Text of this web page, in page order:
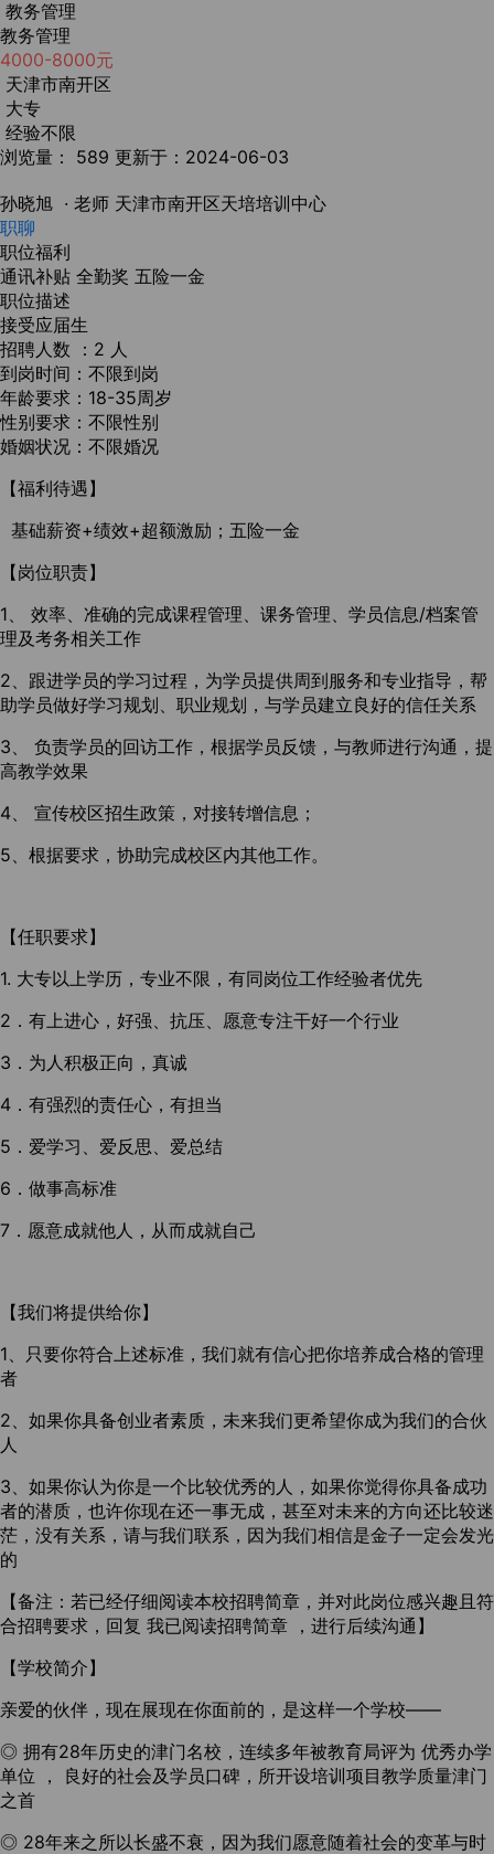
教务管理
教务管理
4000-8000元
天津市南开区
大专
经验不限
浏览量： 589 更新于：2024-06-03
孙晓旭 · 老师 天津市南开区天培培训中心
职聊
职位福利
通讯补贴 全勤奖 五险一金
职位描述
接受应届生
招聘人数 ：2 人
到岗时间：不限到岗
年龄要求：18-35周岁
性别要求：不限性别
婚姻状况：不限婚况
【福利待遇】
基础薪资+绩效+超额激励；五险一金
【岗位职责】
1、 效率、准确的完成课程管理、课务管理、学员信息/档案管
理及考务相关工作
2、跟进学员的学习过程，为学员提供周到服务和专业指导，帮
助学员做好学习规划、职业规划，与学员建立良好的信任关系
3、 负责学员的回访工作，根据学员反馈，与教师进行沟通，提
高教学效果
4、 宣传校区招生政策，对接转增信息；
5、根据要求，协助完成校区内其他工作。
【任职要求】
1. 大专以上学历，专业不限，有同岗位工作经验者优先
2．有上进心，好强、抗压、愿意专注干好一个行业
3．为人积极正向，真诚
4．有强烈的责任心，有担当
5．爱学习、爱反思、爱总结
6．做事高标准
7．愿意成就他人，从而成就自己
【我们将提供给你】
1、只要你符合上述标准，我们就有信心把你培养成合格的管理
者
2、如果你具备创业者素质，未来我们更希望你成为我们的合伙
人
3、如果你认为你是一个比较优秀的人，如果你觉得你具备成功
者的潜质，也许你现在还一事无成，甚至对未来的方向还比较迷
茫，没有关系，请与我们联系，因为我们相信是金子一定会发光
的
【备注：若已经仔细阅读本校招聘简章，并对此岗位感兴趣且符
合招聘要求，回复 我已阅读招聘简章 ，进行后续沟通】
【学校简介】
亲爱的伙伴，现在展现在你面前的，是这样一个学校——
◎ 拥有28年历史的津门名校，连续多年被教育局评为 优秀办学
单位 ， 良好的社会及学员口碑，所开设培训项目教学质量津门
之首
◎ 28年来之所以长盛不衰，因为我们愿意随着社会的变革与时